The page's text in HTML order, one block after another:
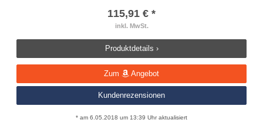
115,91 € *
inkl. MwSt.
Produktdetails ›
Zum Angebot
Kundenrezensionen
* am 6.05.2018 um 13:39 Uhr aktualisiert